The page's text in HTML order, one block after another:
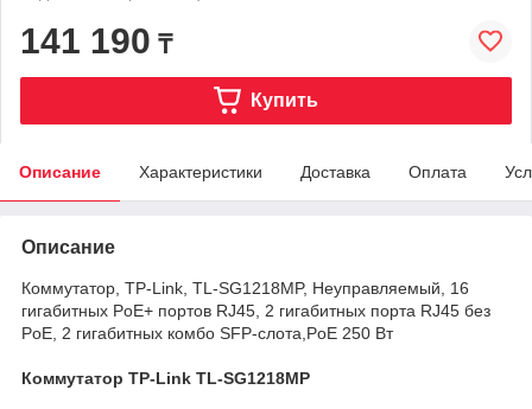
141 190 ₸
Купить
Описание Характеристики Доставка Оплата
Описание
Коммутатор, TP-Link, TL-SG1218MP, Неуправляемый, 16
гигабитных PoE+ портов RJ45, 2 гигабитных порта RJ45 без
PoE, 2 гигабитных комбо SFP‑слота,PoE 250 Вт
Коммутатор TP-Link TL-SG1218MP